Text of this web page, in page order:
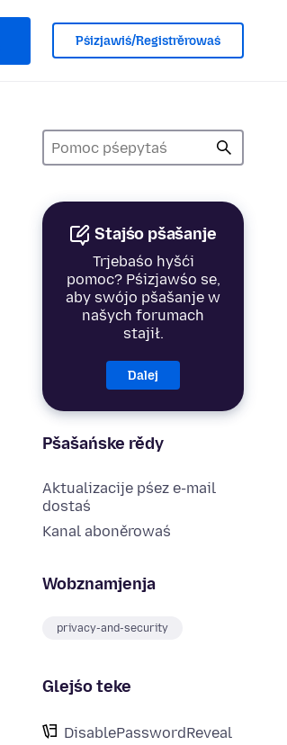
Pśizjawiś/Registrěrowaś
Stajśo pšašanje
Trjebaśo hyšći
pomoc? Pśizjawśo se,
aby swójo pšašanje w
našych forumach
stajił.
Dalej
Pšašańske rědy
Aktualizacije pśez e-mail
dostaś
Kanal aboněrowaś
Wobznamjenja
privacy-and-security
Glejśo teke
DisablePasswordReveal